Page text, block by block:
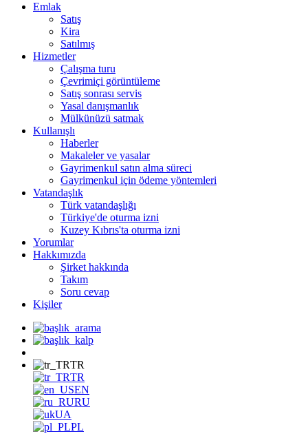
Emlak
Satış
Kira
Satılmış
Hizmetler
Çalışma turu
Çevrimiçi görüntüleme
Satış sonrası servis
Yasal danışmanlık
Mülkünüzü satmak
Kullanışlı
Haberler
Makaleler ve yasalar
Gayrimenkul satın alma süreci
Gayrimenkul için ödeme yöntemleri
Vatandaşlık
Türk vatandaşlığı
Türkiye'de oturma izni
Kuzey Kıbrıs'ta oturma izni
Yorumlar
Hakkımızda
Şirket hakkında
Takım
Soru cevap
Kişiler
TR
TR
EN
RU
UA
PL